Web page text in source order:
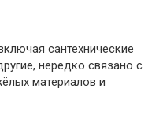
сантехнические
нередко связано с
материалов и